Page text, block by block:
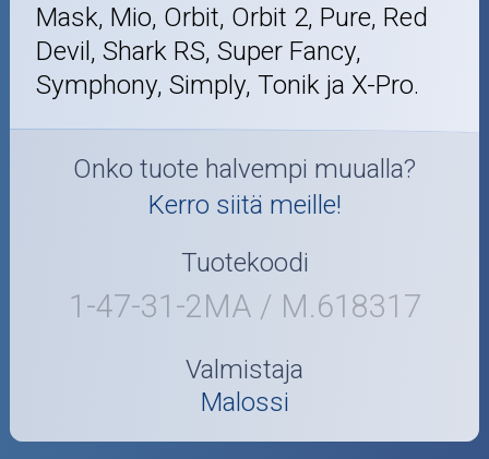
Mask, Mio, Orbit, Orbit 2, Pure, Red
Devil, Shark RS, Super Fancy,
Symphony, Simply, Tonik ja X-Pro.
Onko tuote halvempi muualla?
Kerro siitä meille!
Tuotekoodi
1-47-31-2MA / M.618317
Valmistaja
Malossi